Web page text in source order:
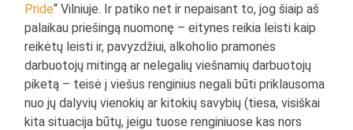
Pride“ Vilniuje. Ir patiko net ir nepaisant to, jog šiaip aš
palaikau priešingą nuomonę – eitynes reikia leisti kaip
reikėtų leisti ir, pavyzdžiui, alkoholio pramonės
darbuotojų mitingą ar nelegalių viešnamių darbuotojų
piketą – teisė į viešus renginius negali būti priklausoma
nuo jų dalyvių vienokių ar kitokių savybių (tiesa, visiškai
kita situacija būtų, jeigu tuose renginiuose kas nors